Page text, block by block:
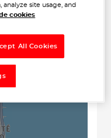
site usage, and
cookies
All Cookies